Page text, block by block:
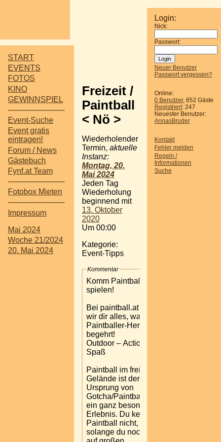
START
EVENTS
FOTOS
KINO
GEWINNSPIEL
-----------------------
Event-Suche
Event gratis
eintragen!
Forum / News
Gästebuch
Fynf.at Team
-----------------------
Fotobox Mieten
-----------------------
Impressum
Mai 2024
Woche 21/2024
20. Mai 2024
Login:
Nick:
Passwort:
Neuer Benutzer
Passwort vergessen?
Online:
0 Benutzer, 652 Gäste
Registriert: 247
Neuester Benutzer:
AnnasBruder
Kontakt
Fehler melden
Regeln /
Informationen
Suche
Freizeit /
Paintball
< Nö >
Wiederholender
Termin, aktuelle
Instanz:
Montag, 20.
Mai 2024
Jeden Tag
Wiederholung
beginnend mit
13. Oktober
2020
Um 00:00
Kategorie:
Event-Tipps
Kommentar
Komm Paintball
spielen!
Bei paintball.at bieten
wir dir alles, was das
Paintballer-Herz
begehrt!
Outdoor – Action –
Spaß
Paintball im freien
Gelände ist der
Ursprung von
Gotcha/Paintball und
ein ganz besonderes
Erlebnis. Du kennst
Paintball nicht,
solange du noch nie